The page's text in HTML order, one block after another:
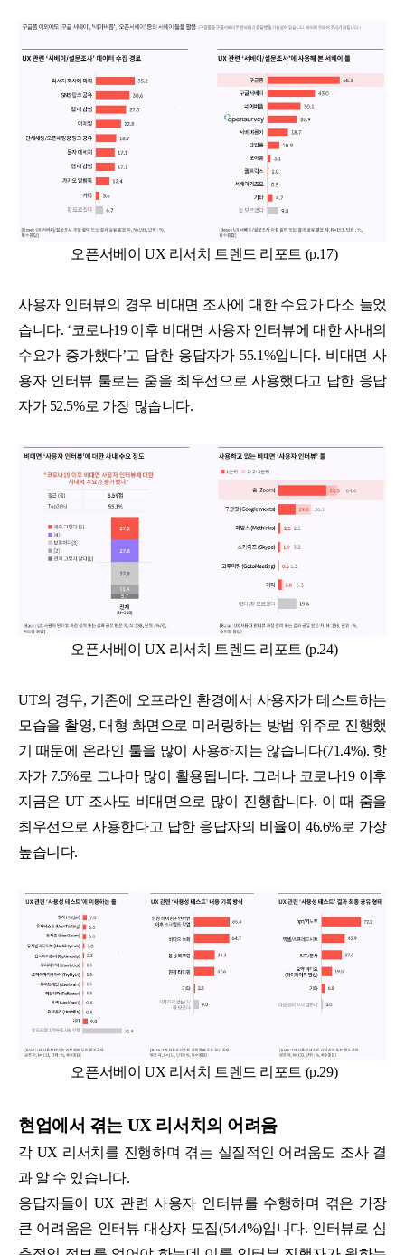
오픈서베이 UX 리서치 트렌드 리포트 (p.17)
사용자 인터뷰의 경우 비대면 조사에 대한 수요가 다소 늘었
습니다. ‘코로나19 이후 비대면 사용자 인터뷰에 대한 사내의
수요가 증가했다’고 답한 응답자가 55.1%입니다. 비대면 사
용자 인터뷰 툴로는 줌을 최우선으로 사용했다고 답한 응답
자가 52.5%로 가장 많습니다.
오픈서베이 UX 리서치 트렌드 리포트 (p.24)
UT의 경우, 기존에 오프라인 환경에서 사용자가 테스트하는
모습을 촬영, 대형 화면으로 미러링하는 방법 위주로 진행했
기 때문에 온라인 툴을 많이 사용하지는 않습니다(71.4%). 핫
자가 7.5%로 그나마 많이 활용됩니다. 그러나 코로나19 이후
지금은 UT 조사도 비대면으로 많이 진행합니다. 이 때 줌을
최우선으로 사용한다고 답한 응답자의 비율이 46.6%로 가장
높습니다.
오픈서베이 UX 리서치 트렌드 리포트 (p.29)
현업에서 겪는 UX 리서치의 어려움
각 UX 리서치를 진행하며 겪는 실질적인 어려움도 조사 결
과 알 수 있습니다.
응답자들이 UX 관련 사용자 인터뷰를 수행하며 겪은 가장
큰 어려움은 인터뷰 대상자 모집(54.4%)입니다. 인터뷰로 심